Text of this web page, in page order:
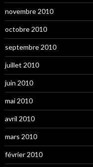
novembre 2010
octobre 2010
septembre 2010
juillet 2010
juin 2010
mai 2010
avril 2010
mars 2010
février 2010